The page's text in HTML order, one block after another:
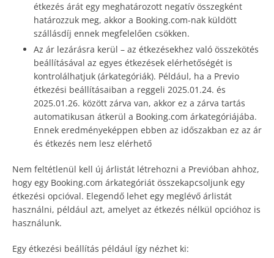
étkezés árát egy meghatározott negatív összegként
határozzuk meg, akkor a Booking.com-nak küldött
szállásdíj ennek megfelelően csökken.
Az ár lezárásra kerül – az étkezésekhez való összekötés
beállításával az egyes étkezések elérhetőségét is
kontrolálhatjuk (árkategóriák). Például, ha a Previo
étkezési beállításaiban a reggeli 2025.01.24. és
2025.01.26. között zárva van, akkor ez a zárva tartás
automatikusan átkerül a Booking.com árkategóriájába.
Ennek eredményeképpen ebben az időszakban ez az ár
és étkezés nem lesz elérhető
Nem feltétlenül kell új árlistát létrehozni a Previóban ahhoz,
hogy egy Booking.com árkategóriát összekapcsoljunk egy
étkezési opcióval. Elegendő lehet egy meglévő árlistát
használni, például azt, amelyet az étkezés nélkül opcióhoz is
használunk.
Egy étkezési beállítás például így nézhet ki: